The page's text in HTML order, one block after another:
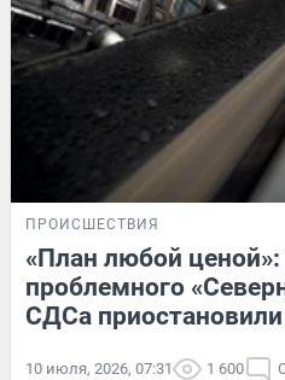
ПРОИСШЕСТВИЯ
«План любой
проблемного
СДСа
10 июля, 2026, 07:31 1 600